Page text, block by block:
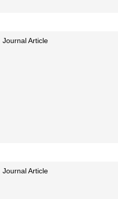
Journal Article
Journal Article